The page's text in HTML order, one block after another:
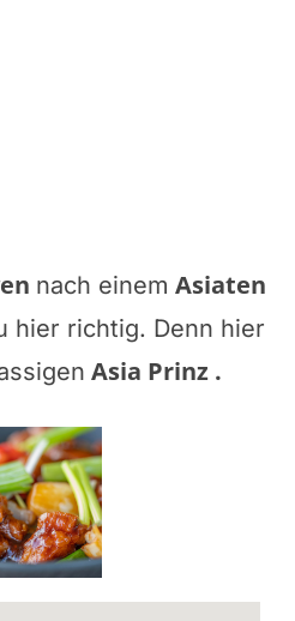
nach einem Asiaten
hier richtig. Denn hier
Asia Prinz .